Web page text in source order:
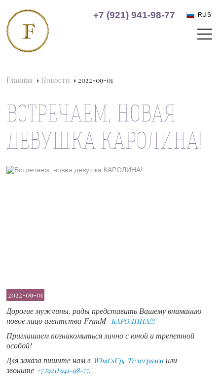
+7 (921) 941-98-77 RUS
Главная Новости 2022-09-01
ВСТРЕЧАЕМ, НОВАЯ
ДЕВУШКА КАРОЛИНА!
2022-09-01
Дорогие мужчины, рады представить Вашему вниманию
новое лицо агентства FrauM- КАРОЛИНА!!!
Приглашаем познакомиться лично с юной и трепетной
особой!
Для заказа пишите нам в What'sUp, Телеграммили
звоните +7 (921) 941-98-77.